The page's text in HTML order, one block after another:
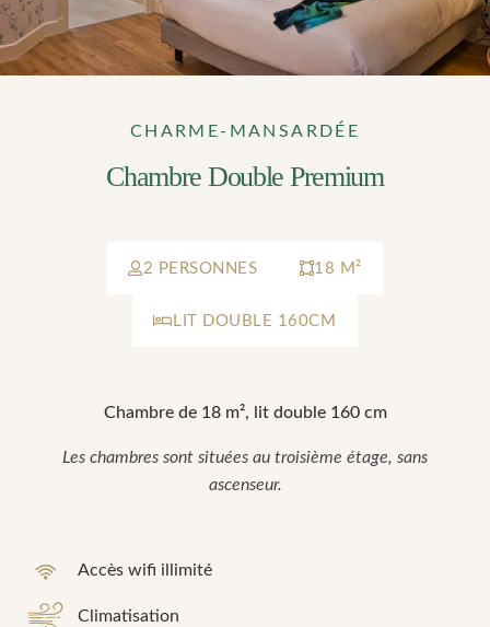
Chambre Double Premium
CHARME-MANSARDÉE
2 PERSONNES 18 M²
LIT DOUBLE 160CM
Chambre de 18 m², lit double 160 cm
Les chambres sont situées au troisième étage, sans
ascenseur.
Accès wifi illimité
Climatisation